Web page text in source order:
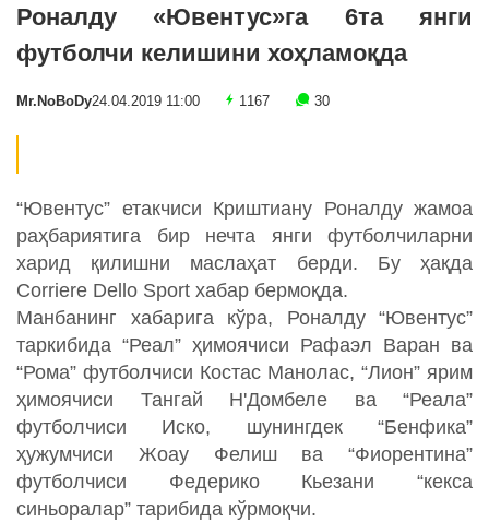
Роналду «Ювентус»га 6та янги
футболчи келишини хоҳламоқда
Mr.NoBoDy24.04.2019 11:00 1167 30
“Ювентус” етакчиси Криштиану Роналду жамоа
раҳбариятига бир нечта янги футболчиларни
харид қилишни маслаҳат берди. Бу ҳақда
Corriere Dello Sport хабар бермоқда.
Манбанинг хабарига кўра, Роналду “Ювентус”
таркибида “Реал” ҳимоячиси Рафаэл Варан ва
“Рома” футболчиси Костас Манолас, “Лион” ярим
ҳимоячиси Тангай Н'Домбеле ва “Реала”
футболчиси Иско, шунингдек “Бенфика”
ҳужумчиси Жоау Фелиш ва “Фиорентина”
футболчиси Федерико Кьезани “кекса
синьоралар” тарибида кўрмоқчи.